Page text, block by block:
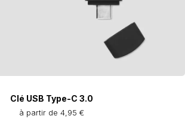
Clé USB Type-C 3.0
à partir de 4,95 €